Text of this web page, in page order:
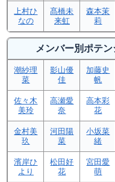
上村ひ
なの
髙橋未
来虹
森本茉
莉
メンバー別ポテ
潮紗理
菜
影山優
佳
加藤史
帆
佐々木
美玲
高瀬愛
奈
高本彩
花
金村美
玖
河田陽
菜
小坂菜
緒
濱岸ひ
より
松田好
花
宮田愛
萌